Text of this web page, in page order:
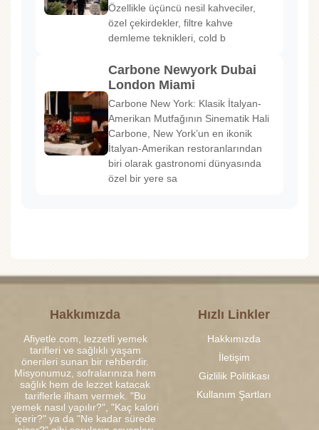
Özellikle üçüncü nesil kahveciler,
özel çekirdekler, filtre kahve
demleme teknikleri, cold b
Carbone Newyork Dubai
London Miami
Carbone New York: Klasik İtalyan-
Amerikan Mutfağının Sinematik Hali
Carbone, New York’un en ikonik
İtalyan-Amerikan restoranlarından
biri olarak gastronomi dünyasında
özel bir yere sa
Hakkımızda
Afiyetle.com, lezzetli yemek
tarifleri ve sağlıklı yaşam
önerileri sunan bir rehberdir.
Misyonumuz, sofralarınıza hem
sağlık hem de lezzet katacak
tariflerle ilham vermek. "Bu
yemek nasıl yapılır?", "Kaç kalori
içerir?" ya da "Ne kadar sürede
Hızlı Linkler
Hakkımızda
İletişim
Gizlilik Politikası
Kullanım Şartları